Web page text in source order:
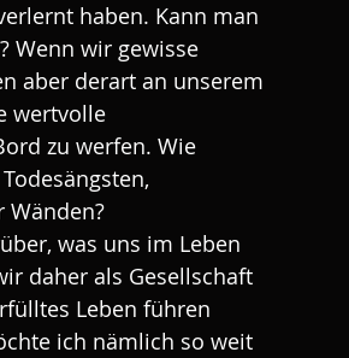
haben. Kann man
Wenn wir gewisse
aber derart an unserem
wertvolle
zu werfen. Wie
Wänden?
was uns im Leben
daher als Gesellschaft
Leben führen
ich nämlich so weit